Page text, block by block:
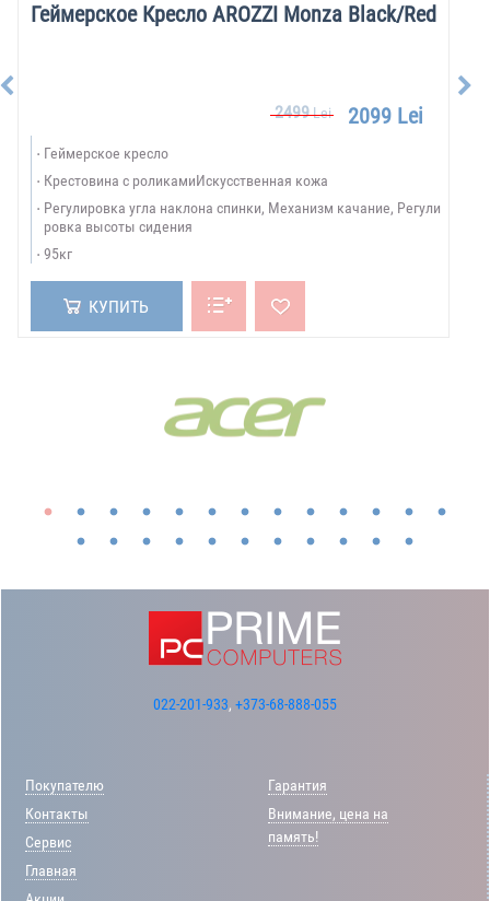
Геймерское Кресло AROZZI Monza Black/Red
2499Lei 2099 Lei
Геймерское кресло
Крестовина с роликамиИскусственная кожа
Регулировка угла наклона спинки, Механизм качание, Регули
ровка высоты сидения
95кг
КУПИТЬ
БРЕНДЫ:
022-201-933, +373-68-888-055
Покупателю
Контакты
Сервис
Главная
Гарантия
Внимание, цена на
память!